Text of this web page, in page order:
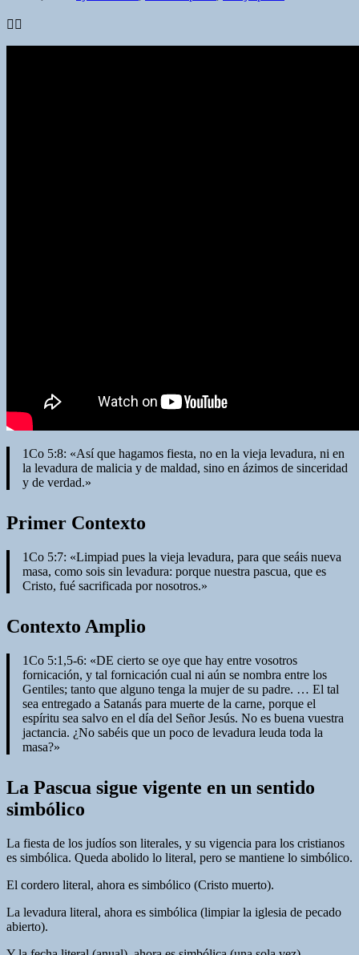
👇🏽
1Co 5:8: «Así que hagamos fiesta, no en la vieja levadura, ni en
la levadura de malicia y de maldad, sino en ázimos de sinceridad
y de verdad.»
Primer Contexto
1Co 5:7: «Limpiad pues la vieja levadura, para que seáis nueva
masa, como sois sin levadura: porque nuestra pascua, que es
Cristo, fué sacrificada por nosotros.»
Contexto Amplio
1Co 5:1,5-6: «DE cierto se oye que hay entre vosotros
fornicación, y tal fornicación cual ni aún se nombra entre los
Gentiles; tanto que alguno tenga la mujer de su padre. … El tal
sea entregado a Satanás para muerte de la carne, porque el
espíritu sea salvo en el día del Señor Jesús. No es buena vuestra
jactancia. ¿No sabéis que un poco de levadura leuda toda la
masa?»
La Pascua sigue vigente en un sentido
simbólico
La fiesta de los judíos son literales, y su vigencia para los cristianos
es simbólica. Queda abolido lo literal, pero se mantiene lo simbólico.
El cordero literal, ahora es simbólico (Cristo muerto).
La levadura literal, ahora es simbólica (limpiar la iglesia de pecado
abierto).